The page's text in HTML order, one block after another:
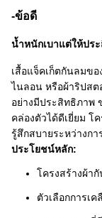
-ข้อดี
น้ำหนักเบาแต่ให้ปร
เสื้อแจ็คเก็ตกันลมข
ไนลอน หรือผ้าริปส
อย่างมีประสิทธิภาพ
คล่องตัวได้ดีเยี่ยม โ
รู้สึกสบายระหว่างกา
ประโยชน์หลัก:
โครงสร้างผ้า
ตัวเลือกการเ